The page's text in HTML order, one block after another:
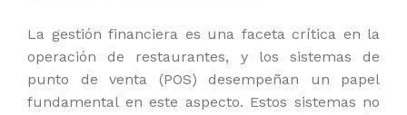
La gestión financiera es una faceta crítica en la
operación de restaurantes, y los sistemas de
punto de venta (POS) desempeñan un papel
fundamental en este aspecto. Estos sistemas no